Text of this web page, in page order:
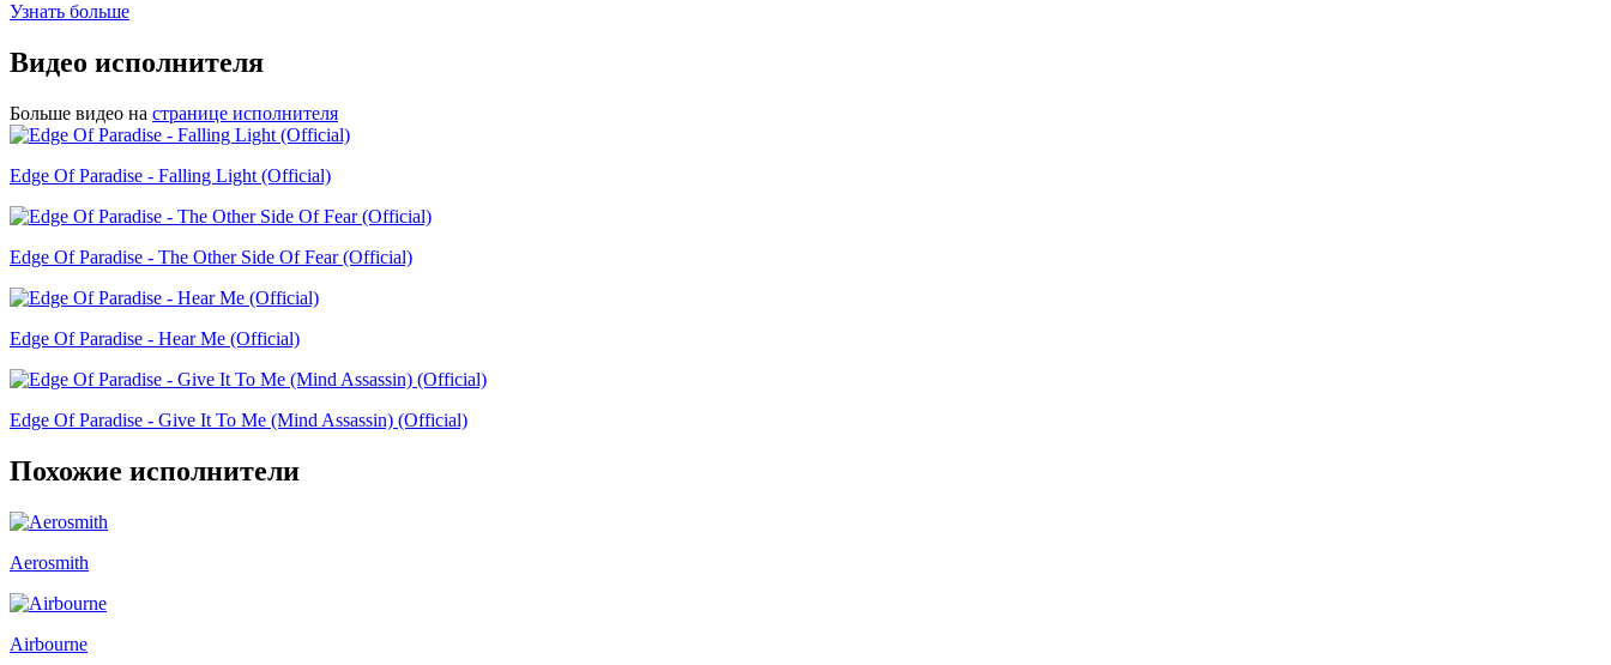
Узнать больше
Видео исполнителя
Больше видео на странице исполнителя
Edge Of Paradise - Falling Light (Official)
Edge Of Paradise - The Other Side Of Fear (Official)
Edge Of Paradise - Hear Me (Official)
Edge Of Paradise - Give It To Me (Mind Assassin) (Official)
Похожие исполнители
Aerosmith
Airbourne